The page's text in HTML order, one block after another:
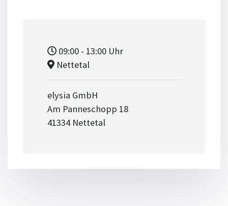
09:00 - 13:00 Uhr
Nettetal
elysia GmbH
Am Panneschopp 18
41334 Nettetal